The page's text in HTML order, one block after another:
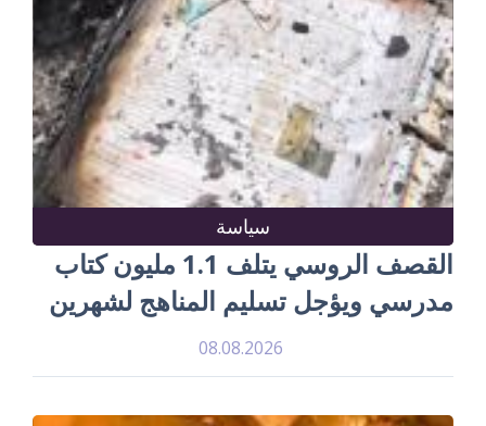
سياسة
القصف الروسي يتلف 1.1 مليون كتاب
مدرسي ويؤجل تسليم المناهج لشهرين
08.08.2026